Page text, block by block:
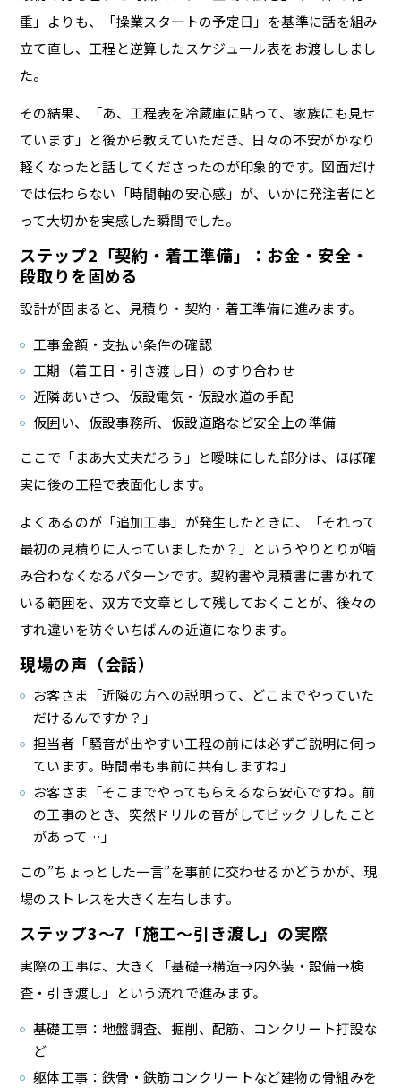
重」よりも、「操業スタートの予定日」を基準に話を組み
立て直し、工程と逆算したスケジュール表をお渡ししまし
た。
その結果、「あ、工程表を冷蔵庫に貼って、家族にも見せ
ています」と後から教えていただき、日々の不安がかなり
軽くなったと話してくださったのが印象的です。図面だけ
では伝わらない「時間軸の安心感」が、いかに発注者にと
って大切かを実感した瞬間でした。
ステップ2「契約・着工準備」：お金・安全・
段取りを固める
設計が固まると、見積り・契約・着工準備に進みます。
工事金額・支払い条件の確認
工期（着工日・引き渡し日）のすり合わせ
近隣あいさつ、仮設電気・仮設水道の手配
仮囲い、仮設事務所、仮設道路など安全上の準備
ここで「まあ大丈夫だろう」と曖昧にした部分は、ほぼ確
実に後の工程で表面化します。
よくあるのが「追加工事」が発生したときに、「それって
最初の見積りに入っていましたか？」というやりとりが噛
み合わなくなるパターンです。契約書や見積書に書かれて
いる範囲を、双方で文章として残しておくことが、後々の
すれ違いを防ぐいちばんの近道になります。
現場の声（会話）
お客さま「近隣の方への説明って、どこまでやっていた
だけるんですか？」
担当者「騒音が出やすい工程の前には必ずご説明に伺っ
ています。時間帯も事前に共有しますね」
お客さま「そこまでやってもらえるなら安心ですね。前
の工事のとき、突然ドリルの音がしてビックリしたこと
があって…」
この”ちょっとした一言”を事前に交わせるかどうかが、現
場のストレスを大きく左右します。
ステップ3〜7「施工〜引き渡し」の実際
実際の工事は、大きく「基礎→構造→内外装・設備→検
査・引き渡し」という流れで進みます。
基礎工事：地盤調査、掘削、配筋、コンクリート打設な
ど
躯体工事：鉄骨・鉄筋コンクリートなど建物の骨組みを